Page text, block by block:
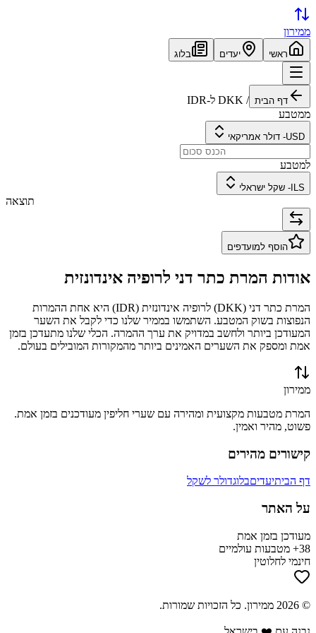
ממירון
ראשי יעדים בלוג
דף הבית /
DKK ל-IDR
ממטבע
USD
- דולר אמריקאי
למטבע
ILS
- שקל ישראלי
תוצאה
הוסף למועדפים
אודות המרת כתר דני לרופיה אינדונזית
המרת כתר דני (
DKK) לרופיה אינדונזית (
IDR) היא אחת ההמרות
הנפוצות בשוק המטבע. השתמשו בממיר שלנו כדי לקבל את השער
המעודכן ביותר ולחשב במדויק את ערך ההמרה. הכלי שלנו מתעדכן בזמן
אמת ומספק את השערים האמינים ביותר מהמקורות המובילים בעולם.
ממירון
המרת מטבעות מקצועית ומהירה עם שערי חליפין מעודכנים בזמן אמת.
פשוט, מהיר ואמין.
קישורים מהירים
דף הביתיעדיםבלוגדולר לשקל
על האתר
מעודכן בזמן אמת
38+ מטבעות עולמיים
חינמי לחלוטין
©
2026 ממירון. כל הזכויות שמורות.